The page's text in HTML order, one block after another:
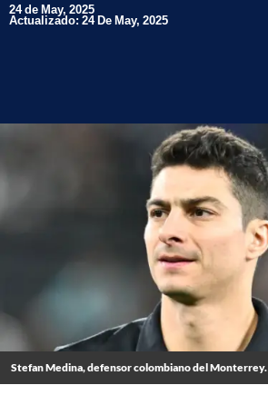
24 de May, 2025
Actualizado: 24 De May, 2025
Stefan Medina, defensor colombiano del Monterrey.